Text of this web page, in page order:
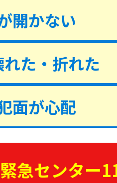
開かない
た・折れた
面が心配
急センター